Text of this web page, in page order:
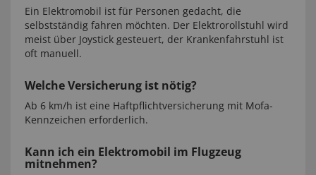
Ein Elektromobil ist für Personen gedacht, die
selbstständig fahren möchten. Der Elektrorollstuhl wird
meist über Joystick gesteuert, der Krankenfahrstuhl ist
oft manuell.
Welche Versicherung ist nötig?
Ab 6 km/h ist eine Haftpflichtversicherung mit Mofa-
Kennzeichen erforderlich.
Kann ich ein Elektromobil im Flugzeug
mitnehmen?